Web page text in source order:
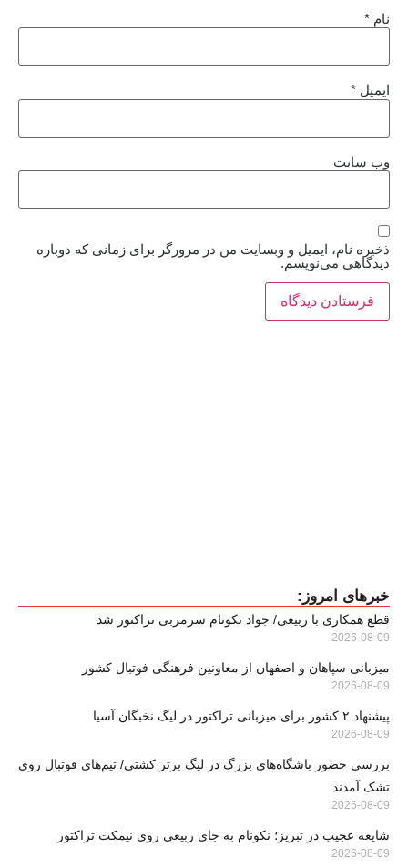
نام *
ایمیل *
وب‌ سایت
ذخیره نام، ایمیل و وبسایت من در مرورگر برای زمانی که دوباره
دیدگاهی می‌نویسم.
خبرهای امروز:
قطع همکاری با ربیعی/ جواد نکونام سرمربی تراکتور شد
2026-08-09
میزبانی سپاهان و اصفهان از معاونین فرهنگی فوتبال کشور
2026-08-09
پیشنهاد ۲ کشور برای میزبانی تراکتور در لیگ نخبگان آسیا
2026-08-09
بررسی حضور باشگاه‌های بزرگ در لیگ برتر کشتی/ تیم‌های فوتبال روی
تشک آمدند
2026-08-09
شایعه عجیب در تبریز؛ نکونام به جای ربیعی روی نیمکت تراکتور
2026-08-09